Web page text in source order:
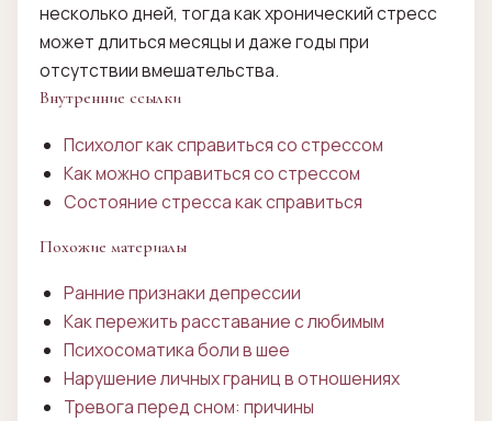
несколько дней, тогда как хронический стресс
может длиться месяцы и даже годы при
отсутствии вмешательства.
Внутренние ссылки
Психолог как справиться со стрессом
Как можно справиться со стрессом
Состояние стресса как справиться
Похожие материалы
Ранние признаки депрессии
Как пережить расставание с любимым
Психосоматика боли в шее
Нарушение личных границ в отношениях
Тревога перед сном: причины